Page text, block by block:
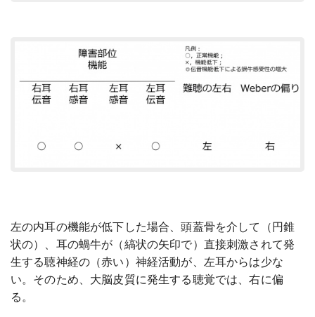
左の内耳の機能が低下した場合、頭蓋骨を介して（円錐
状の）、耳の蝸牛が（縞状の矢印で）直接刺激されて発
生する聴神経の（赤い）神経活動が、左耳からは少な
い。そのため、大脳皮質に発生する聴覚では、右に偏
る。